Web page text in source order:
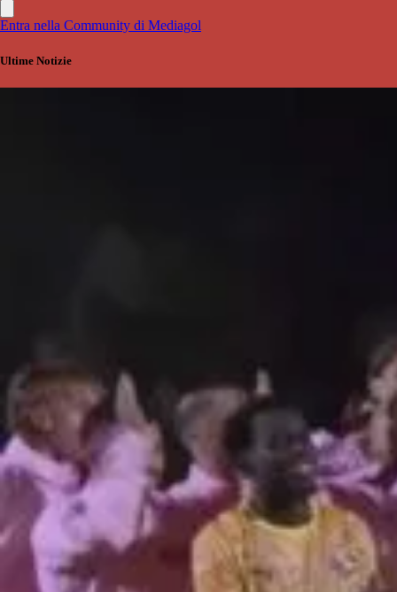
Entra nella Community di Mediagol
Ultime Notizie